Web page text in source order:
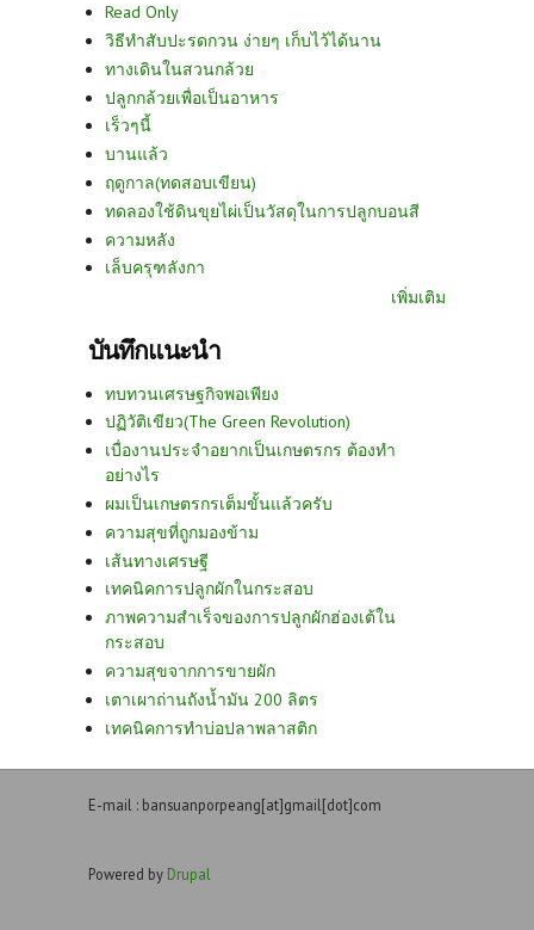
Read Only
วิธีทำสับปะรดกวน ง่ายๆ เก็บไว้ได้นาน
ทางเดินในสวนกล้วย
ปลูกกล้วยเพื่อเป็นอาหาร
เร็วๆนี้
บานแล้ว
ฤดูกาล(ทดสอบเขียน)
ทดลองใช้ดินขุยไผ่เป็นวัสดุในการปลูกบอนสี
ความหลัง
เล็บครุฑลังกา
เพิ่มเติม
บันทึกแนะนำ
ทบทวนเศรษฐกิจพอเพียง
ปฏิวัติเขียว(The Green Revolution)
เบื่องานประจำอยากเป็นเกษตรกร ต้องทำ
อย่างไร
ผมเป็นเกษตรกรเต็มขั้นแล้วครับ
ความสุขที่ถูกมองข้าม
เส้นทางเศรษฐี
เทคนิคการปลูกผักในกระสอบ
ภาพความสำเร็จของการปลูกผักฮ่องเต้ใน
กระสอบ
ความสุขจากการขายผัก
เตาเผาถ่านถังน้ำมัน 200 ลิตร
เทคนิคการทำบ่อปลาพลาสติก
E-mail : bansuanporpeang[at]gmail[dot]com
Powered by Drupal